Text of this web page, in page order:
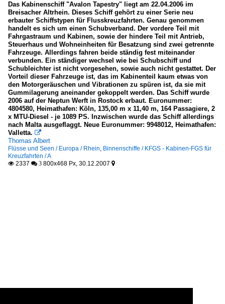
Das Kabinenschiff "Avalon Tapestry" liegt am 22.04.2006 im
Breisacher Altrhein. Dieses Schiff gehört zu einer Serie neu
erbauter Schiffstypen für Flusskreuzfahrten. Genau genommen
handelt es sich um einen Schubverband. Der vordere Teil mit
Fahrgastraum und Kabinen, sowie der hindere Teil mit Antrieb,
Steuerhaus und Wohneinheiten für Besatzung sind zwei getrennte
Fahrzeuge. Allerdings fahren beide ständig fest miteinander
verbunden. Ein ständiger wechsel wie bei Schubschiff und
Schubleichter ist nicht vorgesehen, sowie auch nicht gestattet. Der
Vorteil dieser Fahrzeuge ist, das im Kabinenteil kaum etwas von
den Motorgeräuschen und Vibrationen zu spüren ist, da sie mit
Gummilagerung aneinander gekoppelt werden. Das Schiff wurde
2006 auf der Neptun Werft in Rostock erbaut. Euronummer:
4804580, Heimathafen: Köln, 135,00 m x 11,40 m, 164 Passagiere, 2
x MTU-Diesel - je 1089 PS. Inzwischen wurde das Schiff allerdings
nach Malta ausgeflaggt. Neue Euronummer: 9948012, Heimathafen:
Valletta. 
Thomas Albert
Flüsse und Seen / Europa / Rhein, Binnenschiffe / KFGS - Kabinen-FGS für
Kreuzfahrten / A
 2337  3 800x468 Px, 30.12.2007 